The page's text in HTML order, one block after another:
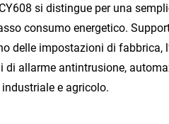
si distingue per una
consumo energetico.
delle impostazioni di fabbrica,
di allarme antintrusione,
e agricolo.